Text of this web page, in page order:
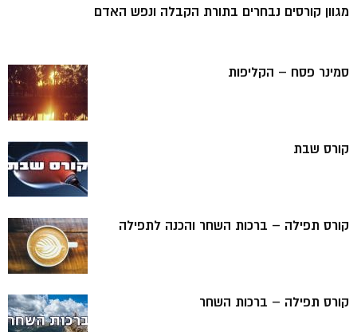
מגוון קורסים נבחרים בתורת הקבלה ונפש האדם
סמינר פסח – הקליפות
קורס שבת
קורס תפילה – ברכות השחר והכנה לתפילה
קורס תפילה – ברכות השחר